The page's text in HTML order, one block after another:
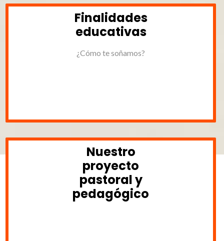
ESCOLARIZACIÓN 2026
Finalidades
educativas
¿Cómo te soñamos?
Nuestro
proyecto
pastoral y
pedagógico